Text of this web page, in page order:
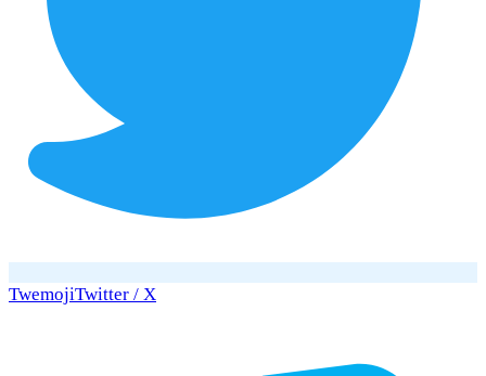
TwemojiTwitter / X